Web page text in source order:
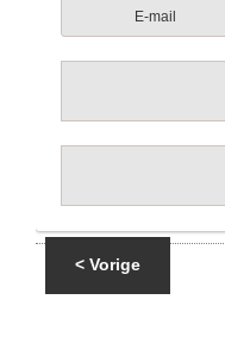
E-mail
< Vorige